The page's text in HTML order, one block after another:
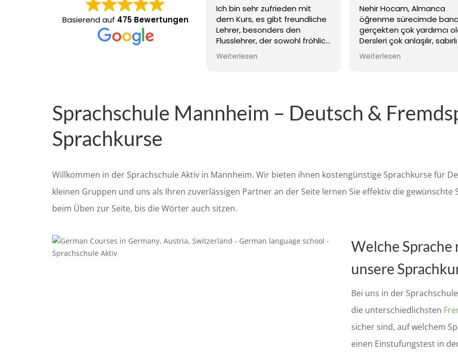
Basierend auf 475 Bewertungen
Ich bin sehr zufrieden mit
dem Kurs, es gibt freundliche
Lehrer, besonders den
Flusslehrer, der sowohl fröhlich
ist als auch die Schüler sehr
gut an den Unterricht
Weiterlesen
Nehir Hocam, Almanca
öğrenme sürecimde bana
gerçekten çok yardımcı
Dersleri çok anlaşılır,
motive edici şekilde
Sayesinde hem konuşma
Weiterlesen
Sprachschule Mannheim – Deutsch &
Sprachkurse
Willkommen in der Sprachschule Aktiv in Mannheim. Wir bieten ihnen kostengünstige Sprachkurse für
kleinen Gruppen und uns als Ihren zuverlässigen Partner an der Seite lernen Sie effektiv die
beim Üben zur Seite, bis die Wörter auch sitzen.
Welche Sprache
unsere
Bei uns in der
die unterschiedlichsten
sicher sind, auf welchem
einen Einstufungstest in